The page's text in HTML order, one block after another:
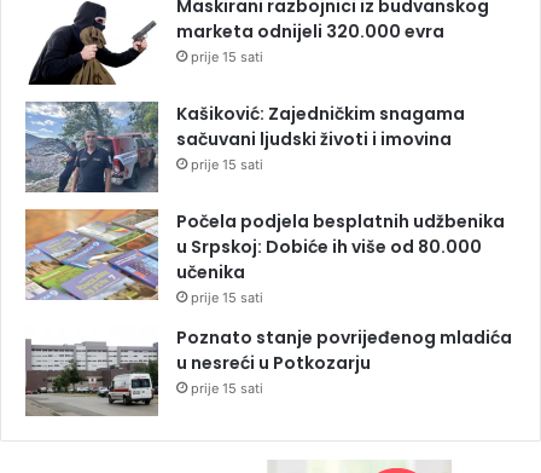
Maskirani razbojnici iz budvanskog
marketa odnijeli 320.000 evra
prije 15 sati
Kašiković: Zajedničkim snagama
sačuvani ljudski životi i imovina
prije 15 sati
Počela podjela besplatnih udžbenika
u Srpskoj: Dobiće ih više od 80.000
učenika
prije 15 sati
Poznato stanje povrijeđenog mladića
u nesreći u Potkozarju
prije 15 sati